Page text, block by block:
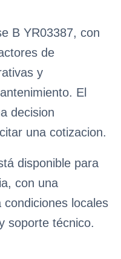
B YR03387, con
de
y
El
decision
una cotizacion.
disponible para
con una
locales
soporte técnico.